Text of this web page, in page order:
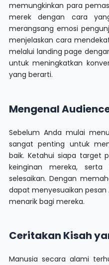
memungkinkan para
merek dengan cara
merangsang emosi
menjelaskan cara
melalui landing page
untuk meningkatkan
yang berarti.
Mengenal
Sebelum Anda mulai
sangat penting untuk
baik. Ketahui siapa target
keinginan mereka,
selesaikan. Dengan
dapat menyesuaikan pesan
menarik bagi mereka.
Ceritakan Kisah
Manusia secara alami